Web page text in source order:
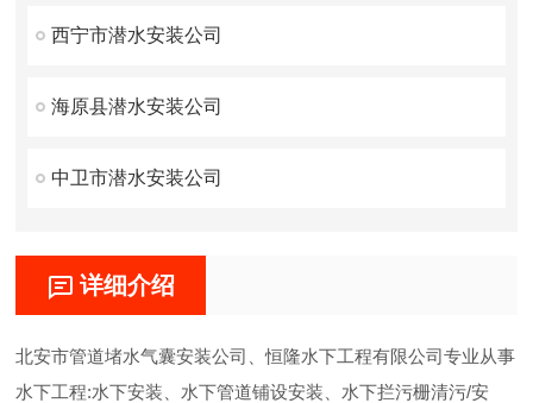
西宁市潜水安装公司
海原县潜水安装公司
中卫市潜水安装公司
详细介绍
北安市管道堵水气囊安装公司、恒隆水下工程有限公司专业从事
水下工程:水下安装、水下管道铺设安装、水下拦污栅清污/安